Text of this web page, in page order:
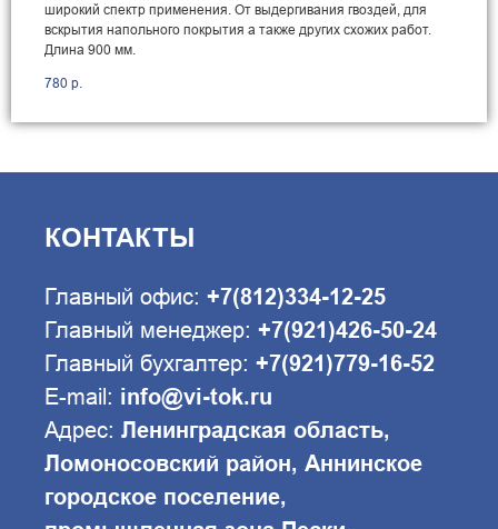
широкий спектр применения. От выдергивания гвоздей, для
вскрытия напольного покрытия а также других схожих работ.
Длина 900 мм.
780 р.
КОНТАКТЫ
Главный офис: +7(812)334-12-25
Главный менеджер: +7(921)426-50-24
Главный бухгалтер: +7(921)779-16-52
E-mail: info@vi-tok.ru
Адрес: Ленинградская область,
Ломоносовский район, Аннинское
городское поселение,